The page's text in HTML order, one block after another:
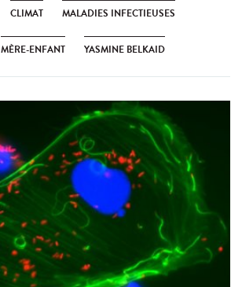
CLIMAT MALADIES INFECTIEUSES
MÈRE-ENFANT YASMINE BELKAID